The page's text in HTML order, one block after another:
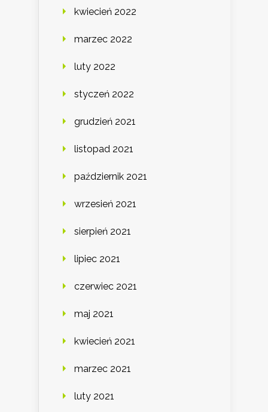
kwiecień 2022
marzec 2022
luty 2022
styczeń 2022
grudzień 2021
listopad 2021
październik 2021
wrzesień 2021
sierpień 2021
lipiec 2021
czerwiec 2021
maj 2021
kwiecień 2021
marzec 2021
luty 2021